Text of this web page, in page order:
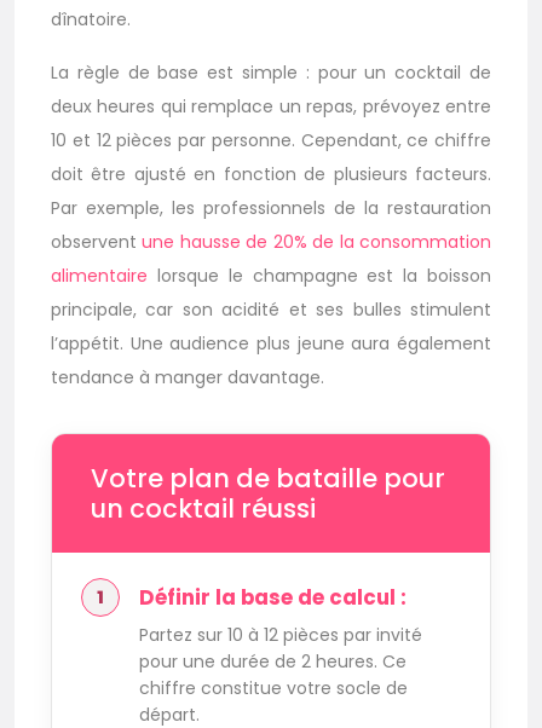
dînatoire.
La règle de base est simple : pour un cocktail de
deux heures qui remplace un repas, prévoyez entre
10 et 12 pièces par personne. Cependant, ce chiffre
doit être ajusté en fonction de plusieurs facteurs.
Par exemple, les professionnels de la restauration
observentune hausse de 20% de la consommation
alimentaire lorsque le champagne est la boisson
principale, car son acidité et ses bulles stimulent
l’appétit. Une audience plus jeune aura également
tendance à manger davantage.
Votre plan de bataille pour
un cocktail réussi
Définir la base de calcul :
Partez sur 10 à 12 pièces par invité
pour une durée de 2 heures. Ce
chiffre constitue votre socle de
départ.